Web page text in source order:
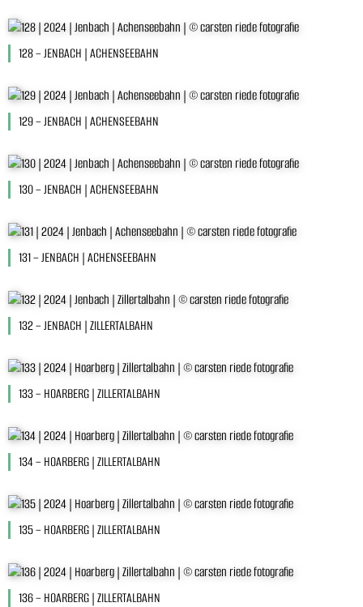
128 – JENBACH | ACHENSEEBAHN
129 – JENBACH | ACHENSEEBAHN
130 – JENBACH | ACHENSEEBAHN
131 – JENBACH | ACHENSEEBAHN
132 – JENBACH | ZILLERTALBAHN
133 – HOARBERG | ZILLERTALBAHN
134 – HOARBERG | ZILLERTALBAHN
135 – HOARBERG | ZILLERTALBAHN
136 – HOARBERG | ZILLERTALBAHN